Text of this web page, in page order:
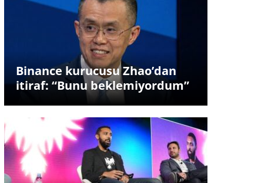
Binance kurucusu Zhao’dan
itiraf: “Bunu beklemiyordum”